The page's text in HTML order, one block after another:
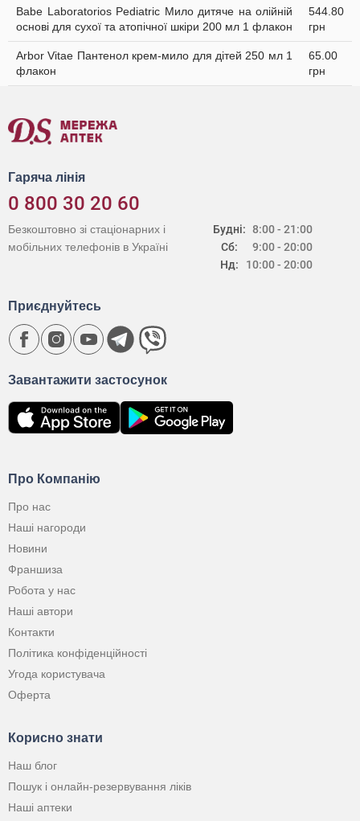
Babe Laboratorios Pediatric Мило дитяче на олійній
основі для сухої та атопічної шкіри 200 мл 1 флакон
544.80
грн
Arbor Vitae Пантенол крем-мило для дітей 250 мл 1
флакон
65.00
грн
Гаряча лінія
0 800 30 20 60
Будні:
Сб:
Нд:
8:00 - 21:00
9:00 - 20:00
10:00 - 20:00
Безкоштовно зі стаціонарних і
мобільних телефонів в Україні
Про Компанію
Про нас
Наші нагороди
Новини
Франшиза
Робота у нас
Наші автори
Контакти
Політика конфіденційності
Угода користувача
Оферта
Корисно знати
Наш блог
Пошук і онлайн-резервування ліків
Наші аптеки
Завантажити застосунок
Приєднуйтесь